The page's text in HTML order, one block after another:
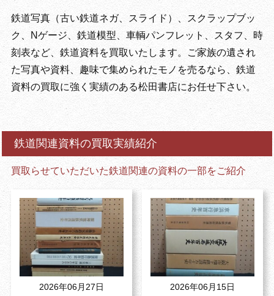
鉄道写真（古い鉄道ネガ、スライド）、スクラップブッ
ク、Nゲージ、鉄道模型、車輌パンフレット、スタフ、時
刻表など、鉄道資料を買取いたします。ご家族の遺され
た写真や資料、趣味で集められたモノを売るなら、鉄道
資料の買取に強く実績のある松田書店にお任せ下さい。
鉄道関連資料の買取実績紹介
買取らせていただいた鉄道関連の資料の一部をご紹介
2026年06月27日
2026年06月15日